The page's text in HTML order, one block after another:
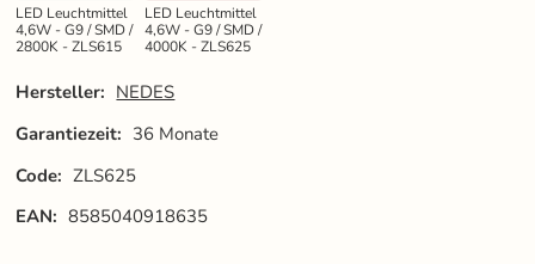
LED Leuchtmittel
4,6W - G9 / SMD /
2800K - ZLS615
LED Leuchtmittel
4,6W - G9 / SMD /
4000K - ZLS625
Hersteller: NEDES
Garantiezeit: 36 Monate
Code: ZLS625
EAN: 8585040918635